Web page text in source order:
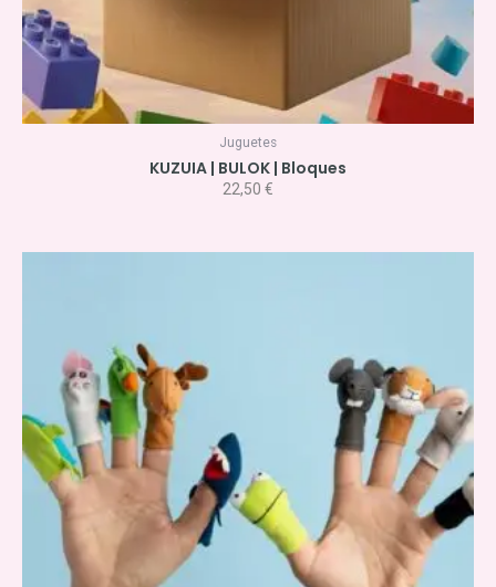
Juguetes
KUZUIA | BULOK | Bloques
22,50 €